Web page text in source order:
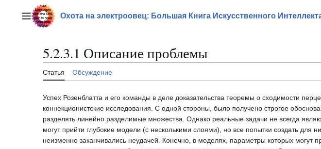
содержаниюГлавное менюОхота на электроовец: Большая Книга Искусственного
5.2.3.1 Описание проблемы
Статья Обсуждение
Успех Розенблатта и его команды в деле доказательства теоремы о сходимости
коннекционистские исследования. С одной стороны, было получено строгое
разделять линейно разделимые множества. Однако реальные задачи не всегда
могут прийти глубокие модели (с несколькими слоями), но все попытки создать для
неизменно заканчивались неудачей. Конечно, в моделях, параметры которых могут